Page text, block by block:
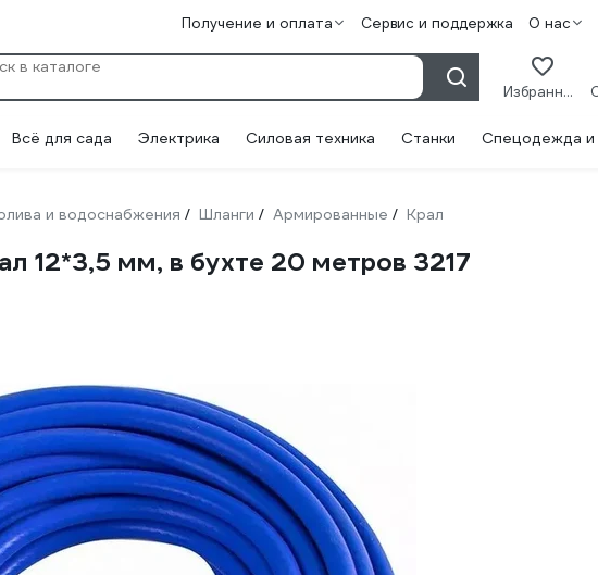
Получение и оплата Сервис и поддержка О нас
Избранное
Всё для сада Электрика Силовая техника Станки Спецодежда
и водоснабжения / Шланги / Армированные / Крал
12*3,5 мм, в бухте 20 метров 3217